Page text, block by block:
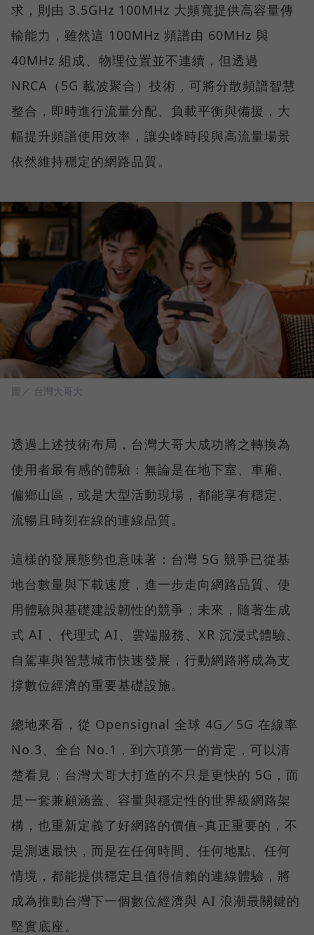
求，則由 3.5GHz 100MHz 大頻寬提供高容量傳
輸能力，雖然這 100MHz 頻譜由 60MHz 與
40MHz 組成、物理位置並不連續，但透過
NRCA（5G 載波聚合）技術，可將分散頻譜智慧
整合，即時進行流量分配、負載平衡與備援，大
幅提升頻譜使用效率，讓尖峰時段與高流量場景
依然維持穩定的網路品質。
圖／ 台灣大哥大
透過上述技術布局，台灣大哥大成功將之轉換為
使用者最有感的體驗：無論是在地下室、車廂、
偏鄉山區，或是大型活動現場，都能享有穩定、
流暢且時刻在線的連線品質。
這樣的發展態勢也意味著：台灣 5G 競爭已從基
地台數量與下載速度，進一步走向網路品質、使
用體驗與基礎建設韌性的競爭；未來，隨著生成
式 AI 、代理式 AI、雲端服務、XR 沉浸式體驗、
自駕車與智慧城市快速發展，行動網路將成為支
撐數位經濟的重要基礎設施。
總地來看，從 Opensignal 全球 4G／5G 在線率
No.3、全台 No.1，到六項第一的肯定，可以清
楚看見：台灣大哥大打造的不只是更快的 5G，而
是一套兼顧涵蓋、容量與穩定性的世界級網路架
構，也重新定義了好網路的價值–真正重要的，不
是測速最快，而是在任何時間、任何地點、任何
情境，都能提供穩定且值得信賴的連線體驗，將
成為推動台灣下一個數位經濟與 AI 浪潮最關鍵的
堅實底座。